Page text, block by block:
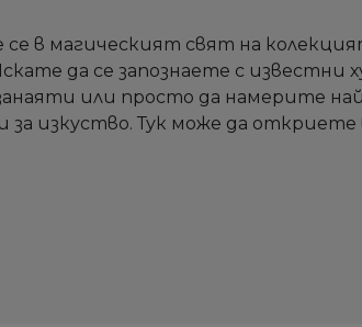
в магическият свят на
да се запознаете с известни
или просто да намерите
за изкуство. Тук може да откриете